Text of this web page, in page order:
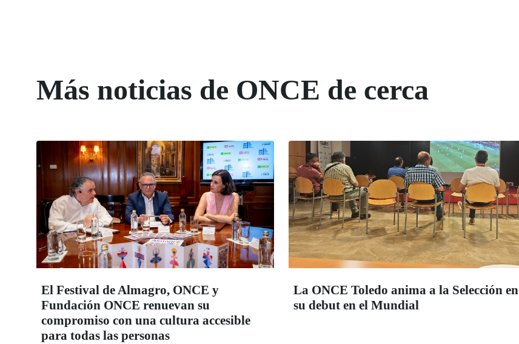
Más noticias de ONCE de cerca
El Festival de Almagro, ONCE y
Fundación ONCE renuevan su
compromiso con una cultura accesible
para todas las personas
La ONCE Toledo anima a la Selección en
su debut en el Mundial